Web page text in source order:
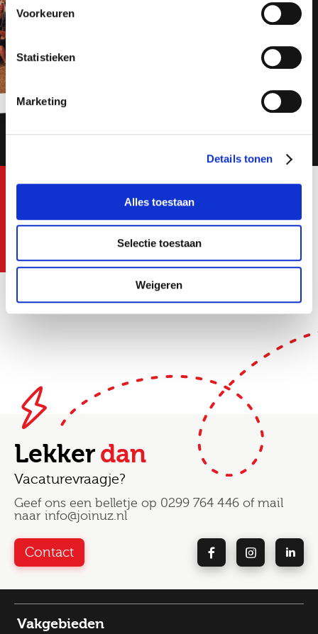
Voorkeuren
Statistieken
Marketing
Details tonen
Alles toestaan
Selectie toestaan
Weigeren
Toon de vacatures
Lekkerdan
Vacaturevraagje?
Geef ons een belletje op 0299 764 446 of mail
naar info@joinuz.nl
Contact
Vakgebieden
Postcode
privacy statement